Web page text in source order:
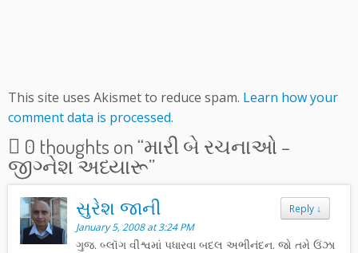
This site uses Akismet to reduce spam. Learn how your
comment data is processed.
0 thoughts on “મારી બે રચનાઓ –
જીગ્નેશ અધ્યારૂ”
Reply ↓
સુરેશ જાની
January 5, 2008 at 3:24 PM
ગુજ. બ્લૉગ વીશ્વમાં પધારવા બદલ અભીનંદન. જો તમે ઉંઝા